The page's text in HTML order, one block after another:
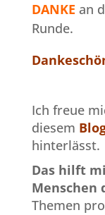
DANKE an
Runde.
Ich freue
diesem
hinterlässt.
Das hilft
Menschen
Themen